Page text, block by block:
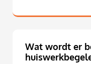
Wat wordt er